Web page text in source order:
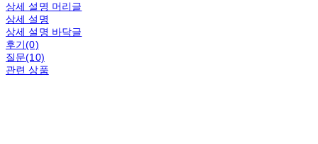
상세 설명 머리글
상세 설명
상세 설명 바닥글
후기(0)
질문(10)
관련 상품